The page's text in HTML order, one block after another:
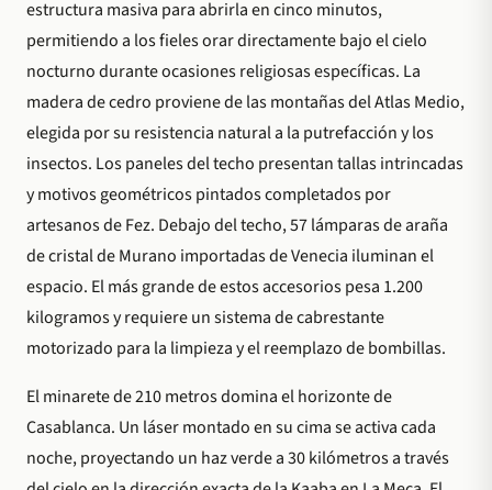
estructura masiva para abrirla en cinco minutos,
permitiendo a los fieles orar directamente bajo el cielo
nocturno durante ocasiones religiosas específicas. La
madera de cedro proviene de las montañas del Atlas Medio,
elegida por su resistencia natural a la putrefacción y los
insectos. Los paneles del techo presentan tallas intrincadas
y motivos geométricos pintados completados por
artesanos de Fez. Debajo del techo, 57 lámparas de araña
de cristal de Murano importadas de Venecia iluminan el
espacio. El más grande de estos accesorios pesa 1.200
kilogramos y requiere un sistema de cabrestante
motorizado para la limpieza y el reemplazo de bombillas.
El minarete de 210 metros domina el horizonte de
Casablanca. Un láser montado en su cima se activa cada
noche, proyectando un haz verde a 30 kilómetros a través